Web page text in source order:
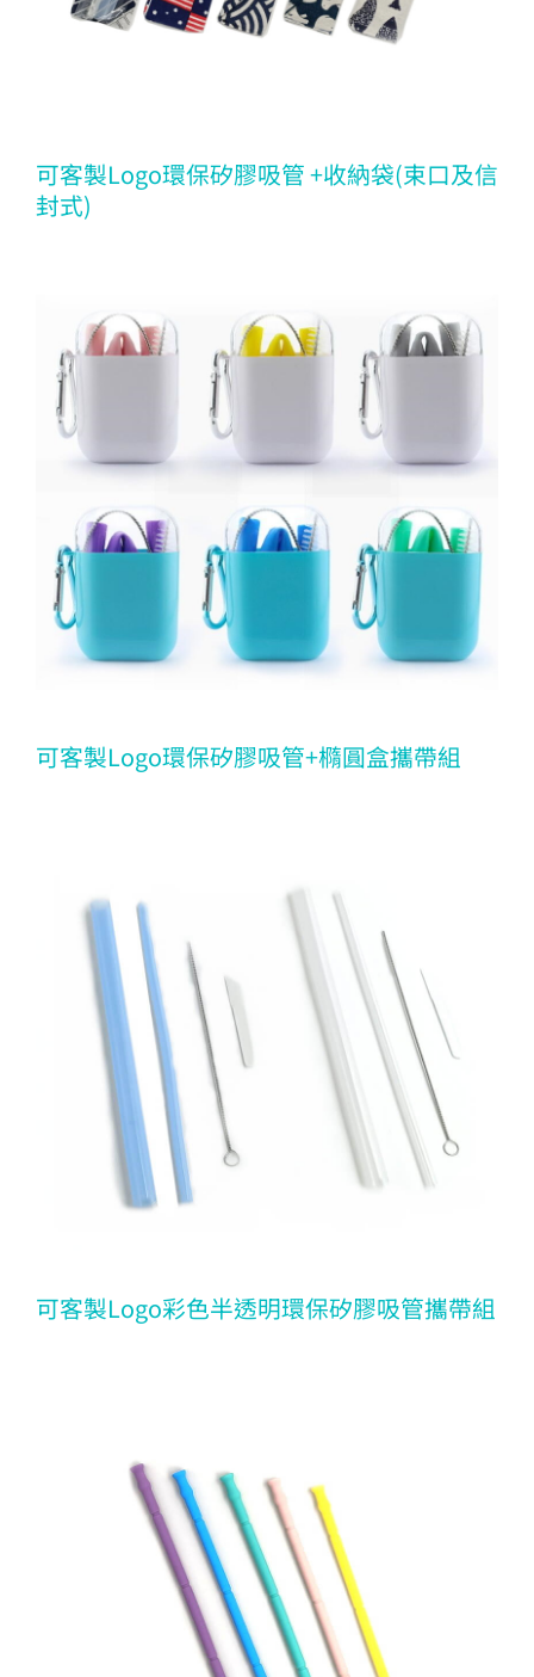
可客製Logo環保矽膠吸管 +收納袋(束口及信
封式)
可客製Logo環保矽膠吸管+橢圓盒攜帶組
可客製Logo彩色半透明環保矽膠吸管攜帶組